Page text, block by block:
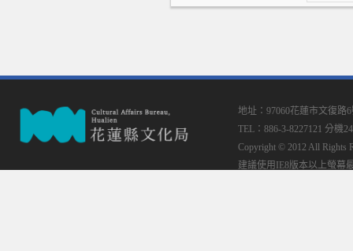
地址：97060花蓮市文復路
TEL：886-3-8227121 分機
Copyright © 2012 All Rights
建議使用IE8版本以上螢幕